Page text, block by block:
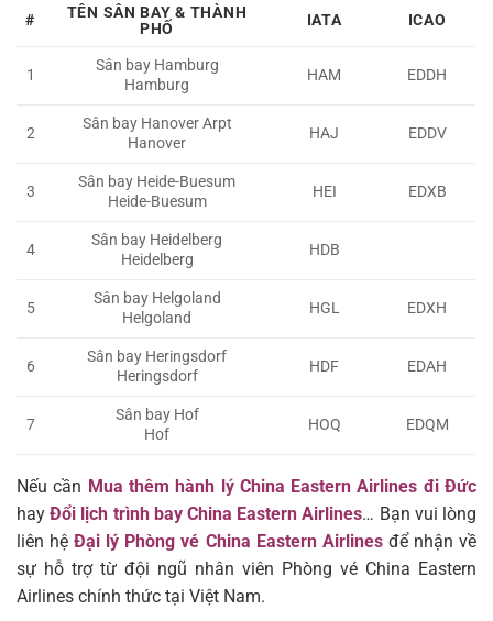
#
TÊN SÂN BAY & THÀNH
PHỐ
IATA ICAO
1
Sân bay Hamburg
Hamburg
HAM EDDH
2
Sân bay Hanover Arpt
Hanover
HAJ EDDV
3
Sân bay Heide-Buesum
Heide-Buesum
HEI EDXB
4
Sân bay Heidelberg
Heidelberg
HDB
5
Sân bay Helgoland
Helgoland
HGL EDXH
6
Sân bay Heringsdorf
Heringsdorf
HDF EDAH
7
Sân bay Hof
Hof
HOQ EDQM
Nếu cần Mua thêm hành lý China Eastern Airlines đi Đức
hayĐổi lịch trình bay China Eastern Airlines… Bạn vui lòng
liên hệĐại lý Phòng vé China Eastern Airlinesđể nhận về
sự hỗ trợ từ đội ngũ nhân viên Phòng vé China Eastern
Airlines chính thức tại Việt Nam.